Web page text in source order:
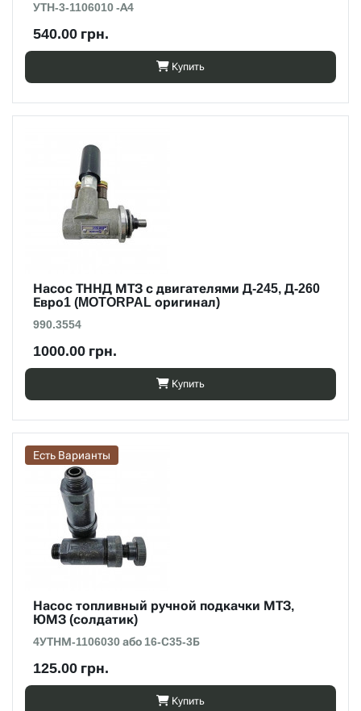
УТН-3-1106010 -А4
540.00 грн.
Купить
Насос ТННД МТЗ с двигателями Д-245, Д-260
Евро1 (MOTORPAL оригинал)
990.3554
1000.00 грн.
Купить
Есть Варианты
Насос топливный ручной подкачки МТЗ,
ЮМЗ (солдатик)
4УТНМ-1106030 або 16-С35-3Б
125.00 грн.
Купить